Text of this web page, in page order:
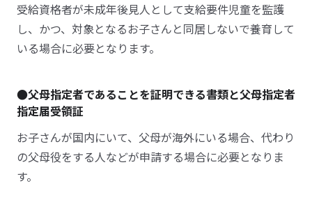
受給資格者が未成年後見人として支給要件児童を監護
し、かつ、対象となるお子さんと同居しないで養育して
いる場合に必要となります。
●父母指定者であることを証明できる書類と父母指定者
指定届受領証
お子さんが国内にいて、父母が海外にいる場合、代わり
の父母役をする人などが申請する場合に必要となりま
す。